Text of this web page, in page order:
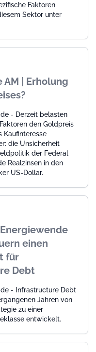
Faktoren
Sektor unter
AM | Erholung
- Derzeit belasten
den Goldpreis
Kaufinteresse
die Unsicherheit
der Federal
Realzinsen in den
US-Dollar.
einen
für
Debt
- Infrastructure Debt
Jahren von
zu einer
entwickelt.